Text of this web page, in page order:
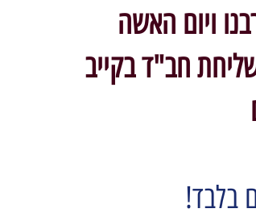
ויום האשה
חב"ד בקייב
בלבד!